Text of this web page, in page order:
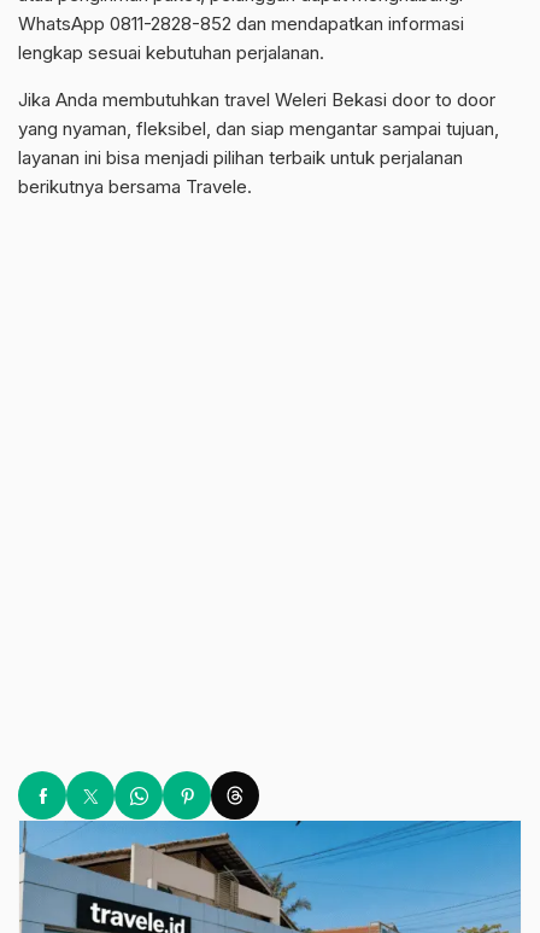
WhatsApp 0811-2828-852 dan mendapatkan informasi
lengkap sesuai kebutuhan perjalanan.
Jika Anda membutuhkan travel Weleri Bekasi door to door
yang nyaman, fleksibel, dan siap mengantar sampai tujuan,
layanan ini bisa menjadi pilihan terbaik untuk perjalanan
berikutnya bersama Travele.